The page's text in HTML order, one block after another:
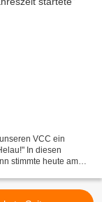
VCC ein
In diesen
stimmte heute am